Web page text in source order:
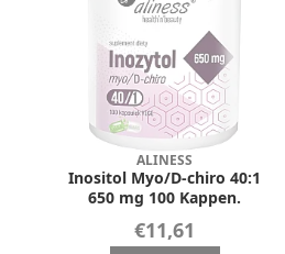
ALINESS
Inositol Myo/D-chiro 40:1
650 mg 100 Kappen.
€11,61